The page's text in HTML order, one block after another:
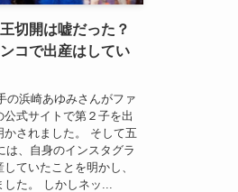
切開は嘘だった？
コで出産はしてい
の浜崎あゆみさんがファ
式サイトで第２子を出
かされました。 そして五
は、自身のインスタグラ
ていたことを明かし、
た。 しかしネッ...